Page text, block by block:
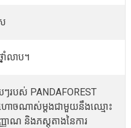
ាំលាប។
របស់ PANDAFOREST
ហោចណាស់ម្តងជាមួយនឹងឈ្មោះ
ណ និងភស្តុតាងនៃការ